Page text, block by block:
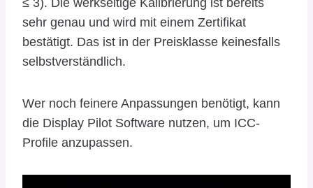
sehr genau und wird mit einem Zertifikat
bestätigt. Das ist in der Preisklasse keinesfalls
selbstverständlich.
Wer noch feinere Anpassungen benötigt, kann
die Display Pilot Software nutzen, um ICC-
Profile anzupassen.